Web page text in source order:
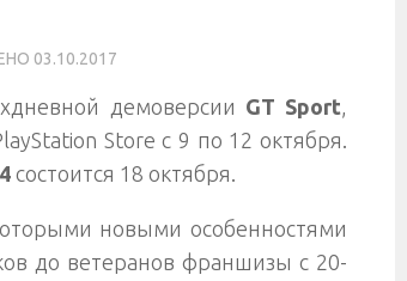
03.10.2017
демоверсии GT Sport,
Store с 9 по 12 октября.
состоится 18 октября.
новыми особенностями
до ветеранов франшизы с 20-